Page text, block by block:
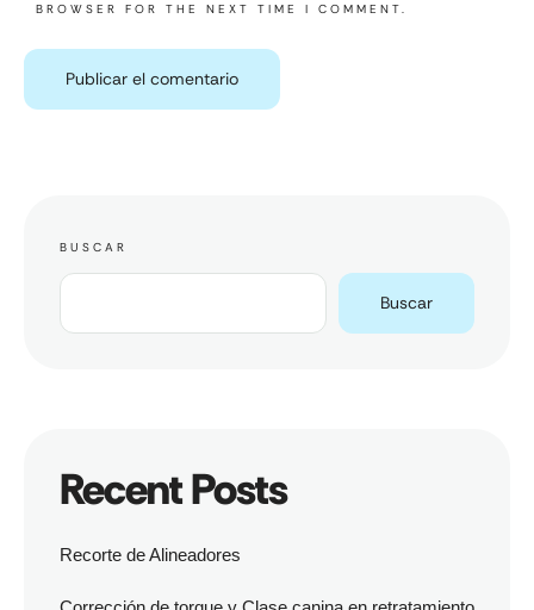
BROWSER FOR THE NEXT TIME I COMMENT.
BUSCAR
Buscar
Recent Posts
Recorte de Alineadores